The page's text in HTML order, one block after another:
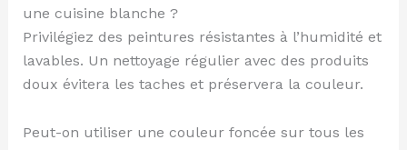
une cuisine blanche ?
Privilégiez des peintures résistantes à l’humidité et
lavables. Un nettoyage régulier avec des produits
doux évitera les taches et préservera la couleur.
Peut-on utiliser une couleur foncée sur tous les